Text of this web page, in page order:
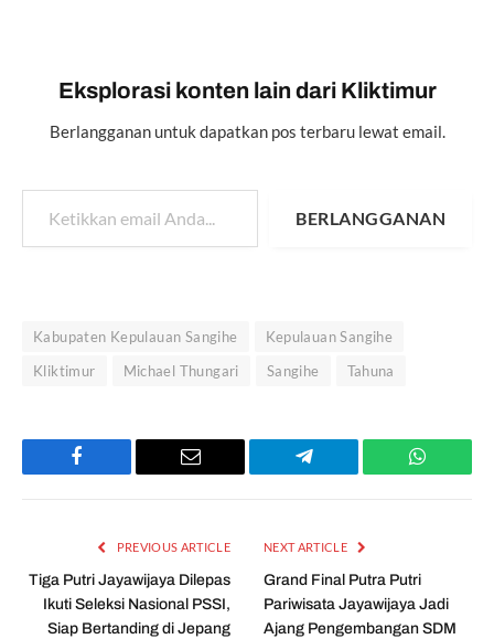
Eksplorasi konten lain dari Kliktimur
Berlangganan untuk dapatkan pos terbaru lewat email.
Ketikkan email Anda...
BERLANGGANAN
Kabupaten Kepulauan Sangihe
Kepulauan Sangihe
Kliktimur
Michael Thungari Sangihe Tahuna
Facebook Email Telegram
PREVIOUS ARTICLE
Tiga Putri Jayawijaya Dilepas
Ikuti Seleksi Nasional PSSI,
Siap Bertanding di Jepang
NEXT ARTICLE
Grand Final Putra Putri
Pariwisata Jayawijaya Jadi
Ajang Pengembangan SDM